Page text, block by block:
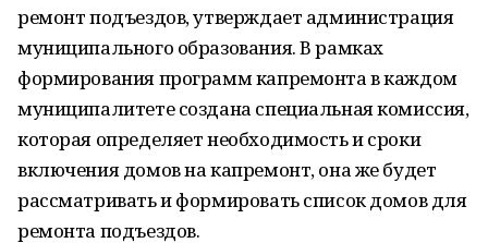
ремонт подъездов, утверждает администрация
муниципального образования. В рамках
формирования программ капремонта в каждом
муниципалитете создана специальная комиссия,
которая определяет необходимость и сроки
включения домов на капремонт, она же будет
рассматривать и формировать список домов для
ремонта подъездов.